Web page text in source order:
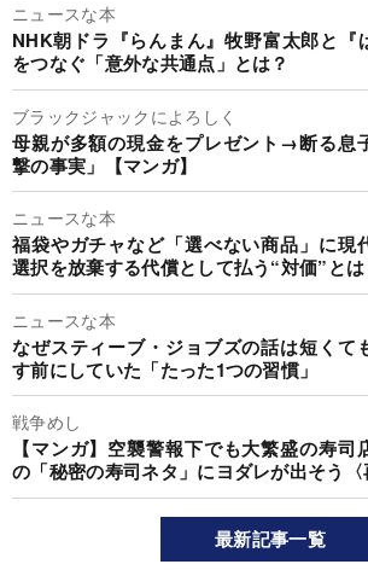
ニュースな本
NHK朝ドラ『らんまん』牧野富太郎と『
をつなぐ「意外な共通点」とは？
ブラックジャックによろしく
母親が多額の現金をプレゼント→断る息
撃の事実」【マンガ】
ニュースな本
福袋やガチャなど「選べない商品」に現
選択を放棄する代償として払う“対価”とは
ニュースな本
なぜスティーブ・ジョブズの話は短くて
す前にしていた「たった1つの習慣」
戦争めし
【マンガ】空襲警報下でも大繁盛の寿司
の「秘密の寿司ネタ」にヨダレが出そう〈
最新記事一覧